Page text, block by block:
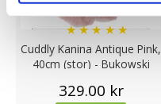
Cuddly Kanina Antique Pink,
40cm (stor) - Bukowski
★★★ ★ ★
329.00 kr